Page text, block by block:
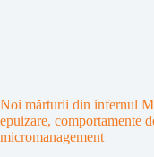
Noi mărturii din infernul
epuizare, comportamente
micromanagement